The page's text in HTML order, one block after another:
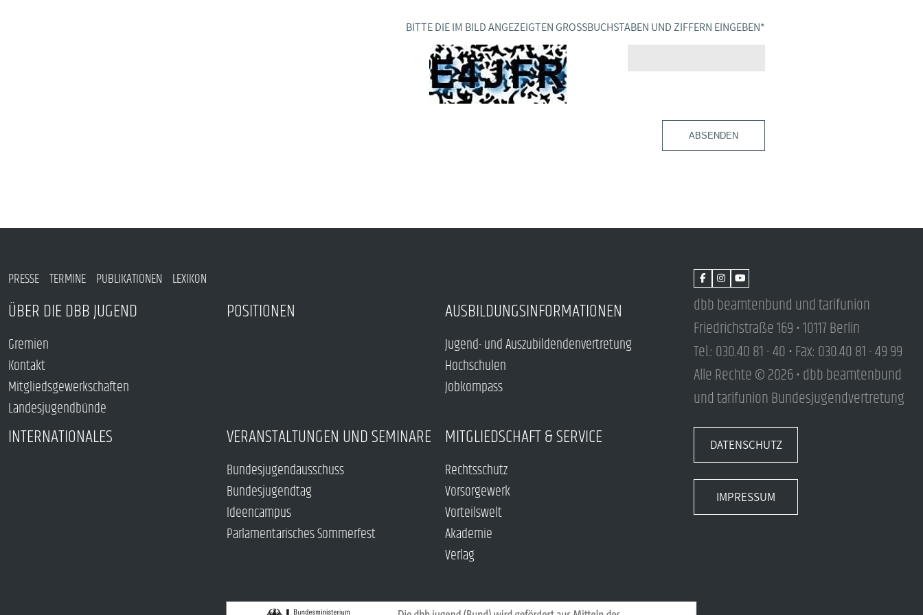
Landesjugendbünde
Parlamentarisches Sommerfest
AkademieBITTE DIE IM BILD ANGEZEIGTEN GROSSBUCHSTABEN UND ZIFFERN EINGEBEN *
ABSENDEN
PRESSE TERMINE PUBLIKATIONEN LEXIKON
ÜBER DIE DBB JUGEND
Gremien
Kontakt
Mitgliedsgewerkschaften
Landesjugendbünde
POSITIONEN AUSBILDUNGSINFORMATIONEN
Jugend- und Auszubildendenvertretung
Hochschulen
Jobkompass
INTERNATIONALES VERANSTALTUNGEN UND SEMINARE
Bundesjugendausschuss
Bundesjugendtag
Ideencampus
Parlamentarisches Sommerfest
MITGLIEDSCHAFT & SERVICE
Rechtsschutz
Vorsorgewerk
Vorteilswelt
Akademie
Verlag
dbb beamtenbund und tarifunion
Friedrichstraße 169 • 10117 Berlin
Tel.: 030.40 81 - 40 • Fax: 030.40 81 - 49 99
Alle Rechte © 2026 • dbb beamtenbund
und tarifunion Bundesjugendvertretung
DATENSCHUTZ
IMPRESSUM